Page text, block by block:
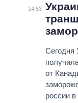
14:53
Сегодня
от
россии